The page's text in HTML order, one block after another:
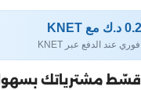
قسّط مشترياتك